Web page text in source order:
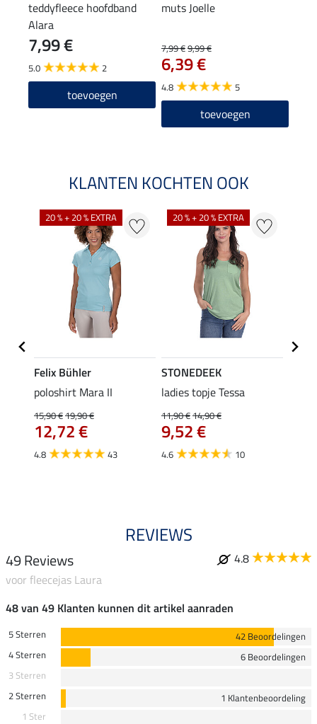
teddyfleece hoofdband
Alara
7,99 €
5.0 2
toevoegen
muts Joelle
7,99 €9,99 €
6,39 €
4.8 5
toevoegen
KLANTEN KOCHTEN OOK
20 % + 20 % EXTRA
Felix Bühler
poloshirt Mara II
15,90 €19,90 €
12,72 €
4.8 43
20 % + 20 % EXTRA
STONEDEEK
ladies topje Tessa
11,90 €14,90 €
9,52 €
4.6 10
REVIEWS
49 Reviews
4.8
voor fleecejas Laura
48 van 49 Klanten kunnen dit artikel aanraden
5 Sterren
42 Beoordelingen
4 Sterren
6 Beoordelingen
3 Sterren
2 Sterren
1 Klantenbeoordeling
1 Ster